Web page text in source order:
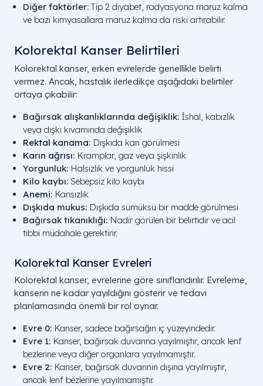
Diğer faktörler: Tip 2 diyabet, radyasyona maruz kalma
ve bazı kimyasallara maruz kalma da riski artırabilir.
Kolorektal Kanser Belirtileri
Kolorektal kanser, erken evrelerde genellikle belirti
vermez. Ancak, hastalık ilerledikçe aşağıdaki belirtiler
ortaya çıkabilir:
Bağırsak alışkanlıklarında değişiklik: İshal, kabızlık
veya dışkı kıvamında değişiklik
Rektal kanama: Dışkıda kan görülmesi
Karın ağrısı: Kramplar, gaz veya şişkinlik
Yorgunluk: Halsizlik ve yorgunluk hissi
Kilo kaybı: Sebepsiz kilo kaybı
Anemi: Kansızlık
Dışkıda mukus: Dışkıda sümüksü bir madde görülmesi
Bağırsak tıkanıklığı: Nadir görülen bir belirtidir ve acil
tıbbi müdahale gerektirir.
Kolorektal Kanser Evreleri
Kolorektal kanser, evrelerine göre sınıflandırılır. Evreleme,
kanserin ne kadar yayıldığını gösterir ve tedavi
planlamasında önemli bir rol oynar.
Evre 0: Kanser, sadece bağırsağın iç yüzeyindedir.
Evre 1: Kanser, bağırsak duvarına yayılmıştır, ancak lenf
bezlerine veya diğer organlara yayılmamıştır.
Evre 2: Kanser, bağırsak duvarının dışına yayılmıştır,
ancak lenf bezlerine yayılmamıştır.